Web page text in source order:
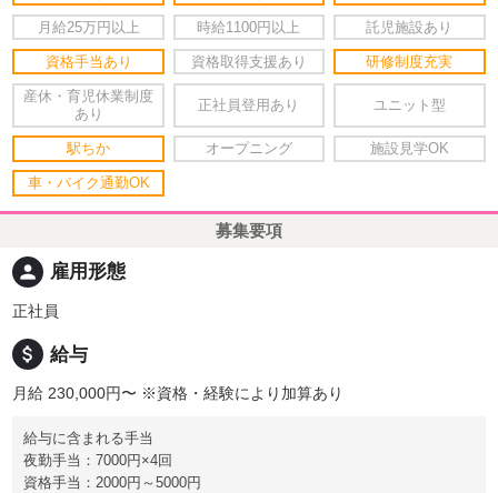
月給25万円以上 時給1100円以上 託児施設あり
資格手当あり 資格取得支援あり 研修制度充実
産休・育児休業制度
あり
正社員登用あり ユニット型
駅ちか オープニング 施設見学OK
車・バイク通勤OK
募集要項
person 雇用形態
正社員
attach_money 給与
月給 230,000円〜 ※資格・経験により加算あり
給与に含まれる手当
夜勤手当：7000円×4回
資格手当：2000円～5000円